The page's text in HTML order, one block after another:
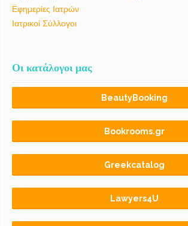
Εφημερίες Ιατρών
Ιατρικοί Σύλλογοι
Οι κατάλογοι μας
BeautyBooking
Bookrooms.gr
Greekcatalog
Lawyers4U